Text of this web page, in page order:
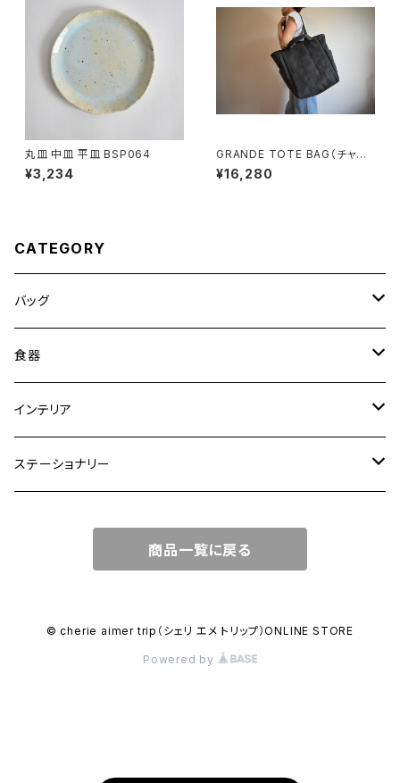
丸皿 中皿 平皿 BSP064
¥3,234
GRANDE TOTE BAG（チャコ
ール/グレー）
¥16,280
CATEGORY
バッグ
トートバッグ
ショルダーバッグ
ワンハンドルバッグ
リュック
食器
大皿
中皿
カップ
インテリア
花瓶・フラワーベース
ステーショナリー
マガジンカバー
商品一覧に戻る
© cherie aimer trip（シェリ エメ トリップ）ONLINE STORE
Powered by